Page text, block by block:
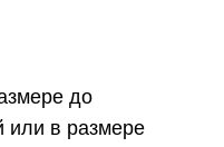
до
или в размере